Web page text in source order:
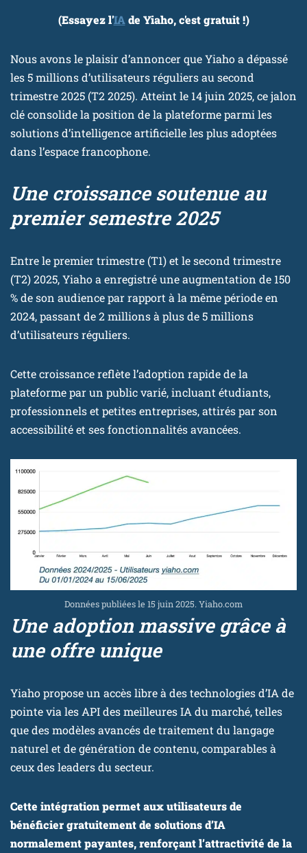
(Essayez l'IAde Yiaho, c'est gratuit !)
Nous avons le plaisir d’annoncer que Yiaho a dépassé
les 5 millions d’utilisateurs réguliers au second
trimestre 2025 (T2 2025). Atteint le 14 juin 2025, ce jalon
clé consolide la position de la plateforme parmi les
solutions d’intelligence artificielle les plus adoptées
dans l’espace francophone.
Une croissance soutenue au
premier semestre 2025
Entre le premier trimestre (T1) et le second trimestre
(T2) 2025, Yiaho a enregistré une augmentation de 150
% de son audience par rapport à la même période en
2024, passant de 2 millions à plus de 5 millions
d’utilisateurs réguliers.
Cette croissance reflète l’adoption rapide de la
plateforme par un public varié, incluant étudiants,
professionnels et petites entreprises, attirés par son
accessibilité et ses fonctionnalités avancées.
Données publiées le 15 juin 2025. Yiaho.com
Une adoption massive grâce à
une offre unique
Yiaho propose un accès libre à des technologies d’IA de
pointe via les API des meilleures IA du marché, telles
que des modèles avancés de traitement du langage
naturel et de génération de contenu, comparables à
ceux des leaders du secteur.
Cette intégration permet aux utilisateurs de
bénéficier gratuitement de solutions d’IA
normalement payantes, renforçant l’attractivité de la